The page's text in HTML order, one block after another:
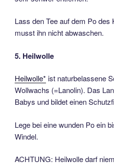
Lass den Tee auf dem Po des
musst ihn nicht abwaschen.
5. Heilwolle
Heilwolle* ist naturbelassene
Wollwachs (=Lanolin). Das
Babys und bildet einen
Lege bei eine wunden Po ein
Windel.
ACHTUNG: Heilwolle darf